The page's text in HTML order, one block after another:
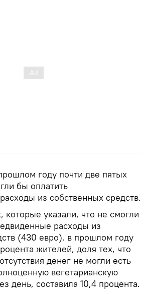
году почти две пятых
бы оплатить
из собственных средств.
которые указали, что не смогли
расходы из
(430 евро), в прошлом году
жителей, доля тех, что
денег не могли есть
вегетарианскую
день, составила 10,4 процента.